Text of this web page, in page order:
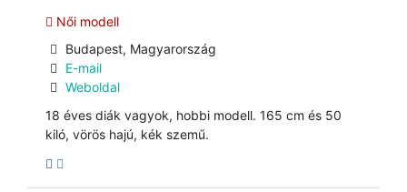
Női modell
Budapest, Magyarország
E-mail
Weboldal
18 éves diák vagyok, hobbi modell. 165 cm és 50
kiló, vörös hajú, kék szemű.